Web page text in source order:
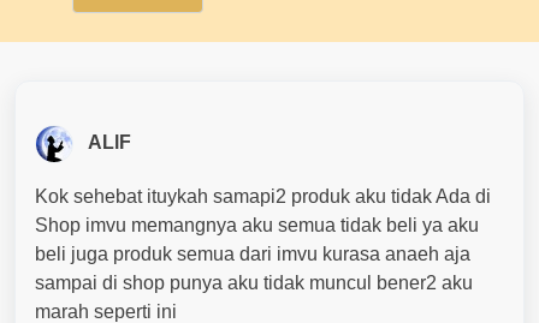
ALlF
Kok sehebat ituykah samapi2 produk aku tidak Ada di
Shop imvu memangnya aku semua tidak beli ya aku
beli juga produk semua dari imvu kurasa anaeh aja
sampai di shop punya aku tidak muncul bener2 aku
marah seperti ini